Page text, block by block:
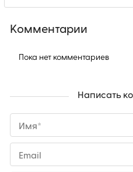
Комментарии
Пока нет комментариев
Написать
Имя*
Email